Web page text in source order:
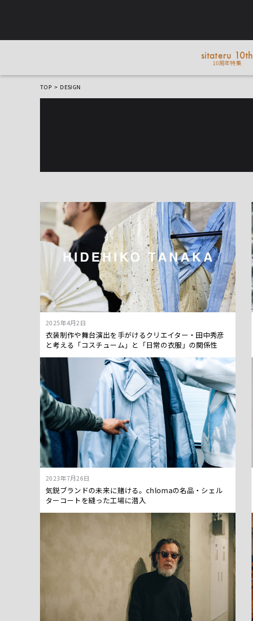
sitateru 10th
10周年特集
TOP DESIGN
2025年4月2日
衣装制作や舞台演出を手がけるクリエイター・田中秀彦
と考える「コスチューム」と「日常の衣服」の関係性
2023年7月26日
気鋭ブランドの未来に賭ける。chlomaの名品・シェル
ターコートを縫った工場に潜入